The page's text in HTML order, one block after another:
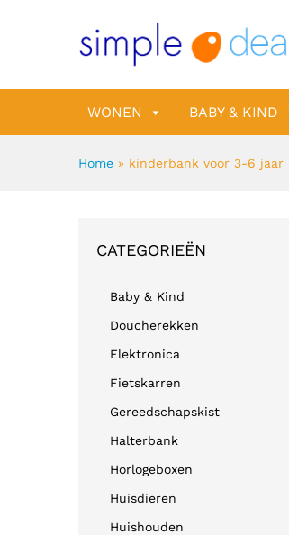
WONEN BABY & KIND
Home » kinderbank voor 3-6 jaar
CATEGORIEËN
Baby & Kind
Doucherekken
Elektronica
Fietskarren
Gereedschapskist
Halterbank
Horlogeboxen
Huisdieren
Huishouden